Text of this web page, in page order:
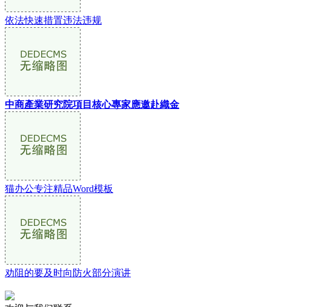
依法快速措置违法违规
中商產業研究院項目核心專家應邀赴織金
猫办公专注精品Word模板
劝阻的要及时向防火部分演讲